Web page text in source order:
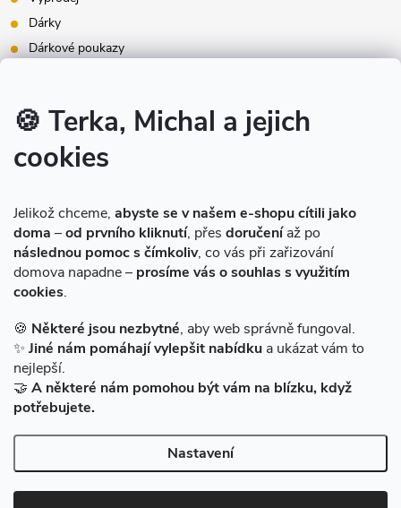
🍪 Terka, Michal a jejich
cookies
Jelikož chceme, abyste se v našem e-shopu cítili jako
doma –od prvního kliknutí, přes doručeníaž po
následnou pomoc s čímkoliv, co vás při zařizování
domova napadne – prosíme vás o souhlas s využitím
cookies.
🍪 Některé jsou nezbytné, aby web správně fungoval.
✨ Jiné nám pomáhají vylepšit nabídku a ukázat vám to
nejlepší.
🤝 A některé nám pomohou být vám na blízku, když
potřebujete.
Nastavení
Dárky
Dárkové poukazy
Instagram
Facebook
Copyright 2026BAZARMS-HK. Všechna práva vyhrazena.